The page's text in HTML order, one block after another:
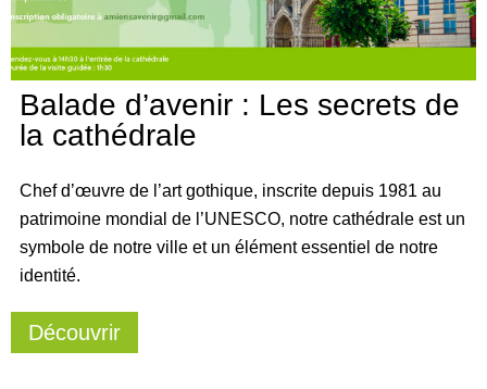
Balade d’avenir : Les secrets de
la cathédrale
Chef d’œuvre de l’art gothique, inscrite depuis 1981 au
patrimoine mondial de l’UNESCO, notre cathédrale est un
symbole de notre ville et un élément essentiel de notre
identité.
Découvrir